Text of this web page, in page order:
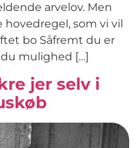
arvelov. Men
som vi vil
bo Såfremt du er
mulighed […]
jer selv i